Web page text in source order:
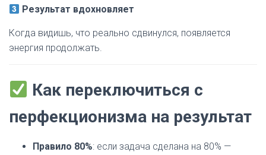
Результат вдохновляет
Когда видишь, что реально сдвинулся, появляется
энергия продолжать.
Как переключиться с
перфекционизма на результат
Правило 80%: если задача сделана на 80% —